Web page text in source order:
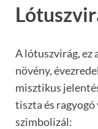
A lótuszvirág, ez
növény,
misztikus
tiszta és
szimbolizál: